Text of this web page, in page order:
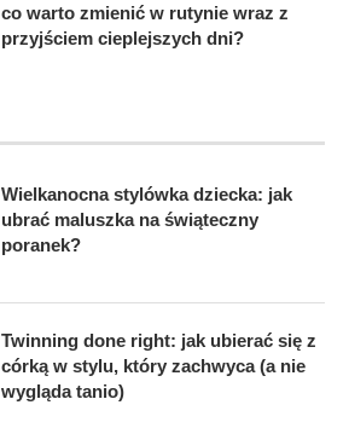
co warto zmienić w rutynie wraz z
przyjściem cieplejszych dni?
Wielkanocna stylówka dziecka: jak
ubrać maluszka na świąteczny
poranek?
Twinning done right: jak ubierać się z
córką w stylu, który zachwyca (a nie
wygląda tanio)